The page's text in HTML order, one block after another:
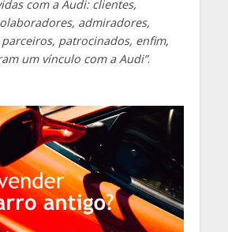
com a Audi: clientes,
admiradores,
patrocinados, enfim,
um vínculo com a Audi”.